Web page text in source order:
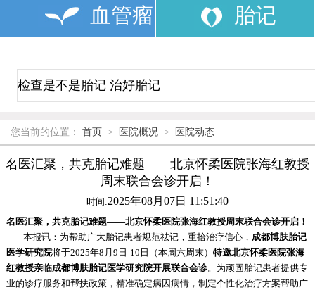
血管瘤 胎记
您当前的位置： 首页 > 医院概况 > 医院动态
名医汇聚，共克胎记难题——北京怀柔医院张海红教授
周末联合会诊开启！
时间:2025年08月07日 11:51:40
名医汇聚，共克胎记难题——北京怀柔医院张海红教授周末联合会诊开启！
本报讯：为帮助广大胎记患者规范祛记，重拾治疗信心， 成都博肤胎记
医学研究院将于2025年8月9日-10日（本周六周末） 特邀北京怀柔医院张海
红教授亲临成都博肤胎记医学研究院开展联合会诊。为顽固胎记患者提供专
业的诊疗服务和帮扶政策，精准确定病因病情，制定个性化治疗方案帮助广